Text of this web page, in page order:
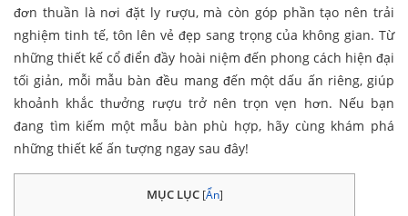
đơn thuần là nơi đặt ly rượu, mà còn góp phần tạo nên trải
nghiệm tinh tế, tôn lên vẻ đẹp sang trọng của không gian. Từ
những thiết kế cổ điển đầy hoài niệm đến phong cách hiện đại
tối giản, mỗi mẫu bàn đều mang đến một dấu ấn riêng, giúp
khoảnh khắc thưởng rượu trở nên trọn vẹn hơn. Nếu bạn
đang tìm kiếm một mẫu bàn phù hợp, hãy cùng khám phá
những thiết kế ấn tượng ngay sau đây!
MỤC LỤC [Ẩn]